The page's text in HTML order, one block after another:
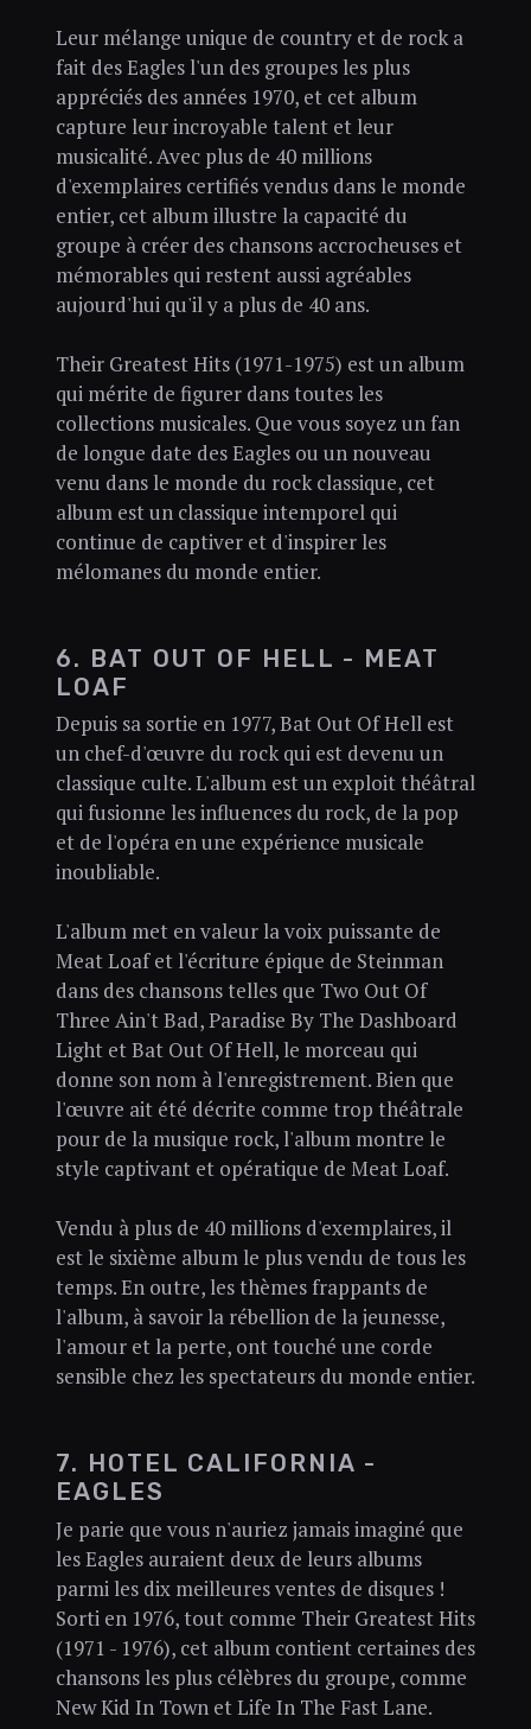
Leur mélange unique de country et de rock a
fait des Eagles l'un des groupes les plus
appréciés des années 1970, et cet album
capture leur incroyable talent et leur
musicalité. Avec plus de 40 millions
d'exemplaires certifiés vendus dans le monde
entier, cet album illustre la capacité du
groupe à créer des chansons accrocheuses et
mémorables qui restent aussi agréables
aujourd'hui qu'il y a plus de 40 ans.
Their Greatest Hits (1971-1975) est un album
qui mérite de figurer dans toutes les
collections musicales. Que vous soyez un fan
de longue date des Eagles ou un nouveau
venu dans le monde du rock classique, cet
album est un classique intemporel qui
continue de captiver et d'inspirer les
mélomanes du monde entier.
6. BAT OUT OF HELL - MEAT
LOAF
Depuis sa sortie en 1977, Bat Out Of Hell est
un chef-d'œuvre du rock qui est devenu un
classique culte. L'album est un exploit théâtral
qui fusionne les influences du rock, de la pop
et de l'opéra en une expérience musicale
inoubliable.
L'album met en valeur la voix puissante de
Meat Loaf et l'écriture épique de Steinman
dans des chansons telles que Two Out Of
Three Ain't Bad, Paradise By The Dashboard
Light et Bat Out Of Hell, le morceau qui
donne son nom à l'enregistrement. Bien que
l'œuvre ait été décrite comme trop théâtrale
pour de la musique rock, l'album montre le
style captivant et opératique de Meat Loaf.
Vendu à plus de 40 millions d'exemplaires, il
est le sixième album le plus vendu de tous les
temps. En outre, les thèmes frappants de
l'album, à savoir la rébellion de la jeunesse,
l'amour et la perte, ont touché une corde
sensible chez les spectateurs du monde entier.
7. HOTEL CALIFORNIA -
EAGLES
Je parie que vous n'auriez jamais imaginé que
les Eagles auraient deux de leurs albums
parmi les dix meilleures ventes de disques !
Sorti en 1976, tout comme Their Greatest Hits
(1971 - 1976), cet album contient certaines des
chansons les plus célèbres du groupe, comme
New Kid In Town et Life In The Fast Lane.